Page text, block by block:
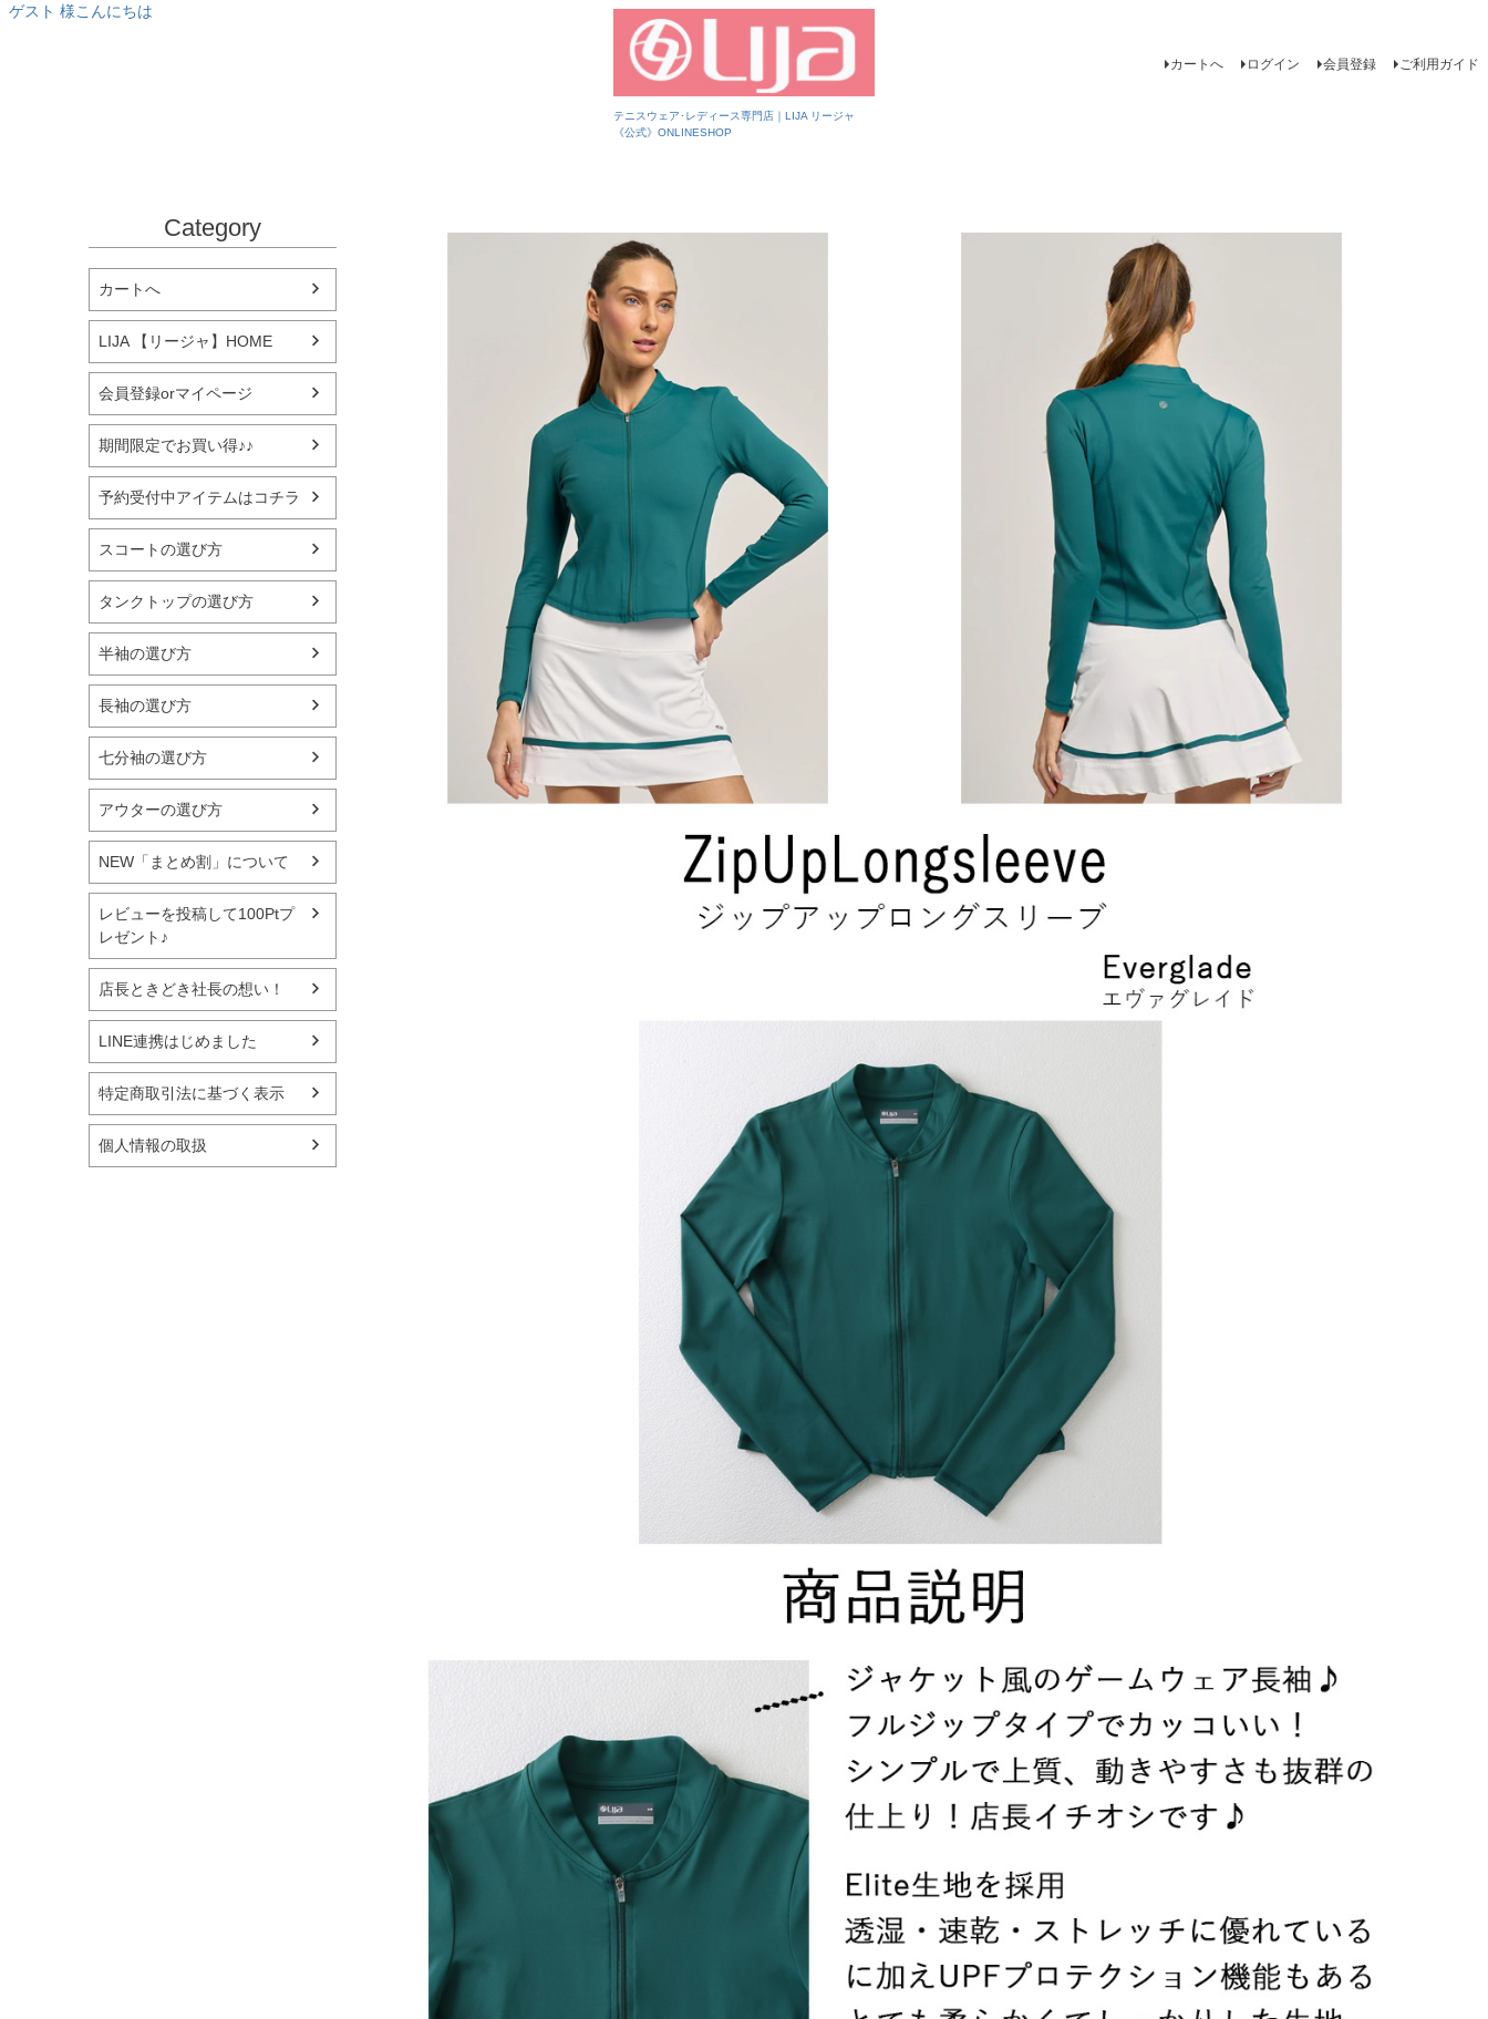
テニスウェア･レディース専門店｜LIJA リージャ
《公式》ONLINESHOP
ゲスト 様こんにちは
カートへ ログイン 会員登録 ご利用ガイド
Category
カートへ
LIJA 【リージャ】HOME
会員登録orマイページ
期間限定でお買い得♪♪
予約受付中アイテムはコチラ
スコートの選び方
タンクトップの選び方
半袖の選び方
長袖の選び方
七分袖の選び方
アウターの選び方
NEW「まとめ割」について
レビューを投稿して100Ptプ
レゼント♪
店長ときどき社長の想い！
LINE連携はじめました
特定商取引法に基づく表示
個人情報の取扱